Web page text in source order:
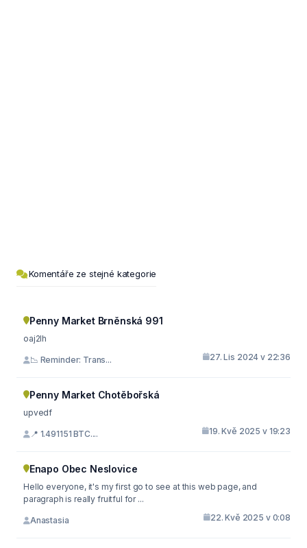
Komentáře ze stejné kategorie
Penny Market Brněnská 991
oaj2lh
📉 Reminder: Trans... 27. Lis 2024 v 22:36
Penny Market Chotěbořská
upvedf
📍 1.491151 BTC.... 19. Kvě 2025 v 19:23
Enapo Obec Neslovice
Hello everyone, it's my first go to see at this web page, and
paragraph is really fruitful for ...
Anastasia 22. Kvě 2025 v 0:08